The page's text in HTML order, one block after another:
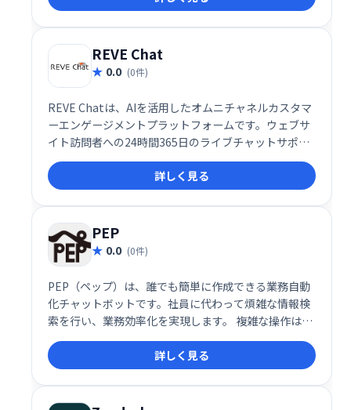
現。場所を選ばず、チームや仲間と簡単に繋がること
を可能にします。 無料プランから利用でき、ビジネス
ニーズにも対応する柔軟性も魅力です。
REVE Chat
0.0 (0件)
REVE Chatは、AIを活用したオムニチャネルカスタマ
ーエンゲージメントプラットフォームです。ウェブサ
イト訪問者への24時間365日のライブチャットサポー
トを提供し、リード獲得と販売促進を支援します。AI
による効率的な対応と人間らしいサポートを両立し、
顧客エンゲージメントの向上を実現します。
詳しく見る
PEP
0.0 (0件)
PEP（ペップ）は、誰でも簡単に作成できる業務自動
化チャットボットです。社員に代わって煩雑な情報検
索を行い、業務効率化を実現します。 複雑な操作は不
要で、手軽に導入可能です。 問い合わせ対応の効率化
や、社員の負担軽減に貢献します。
詳しく見る